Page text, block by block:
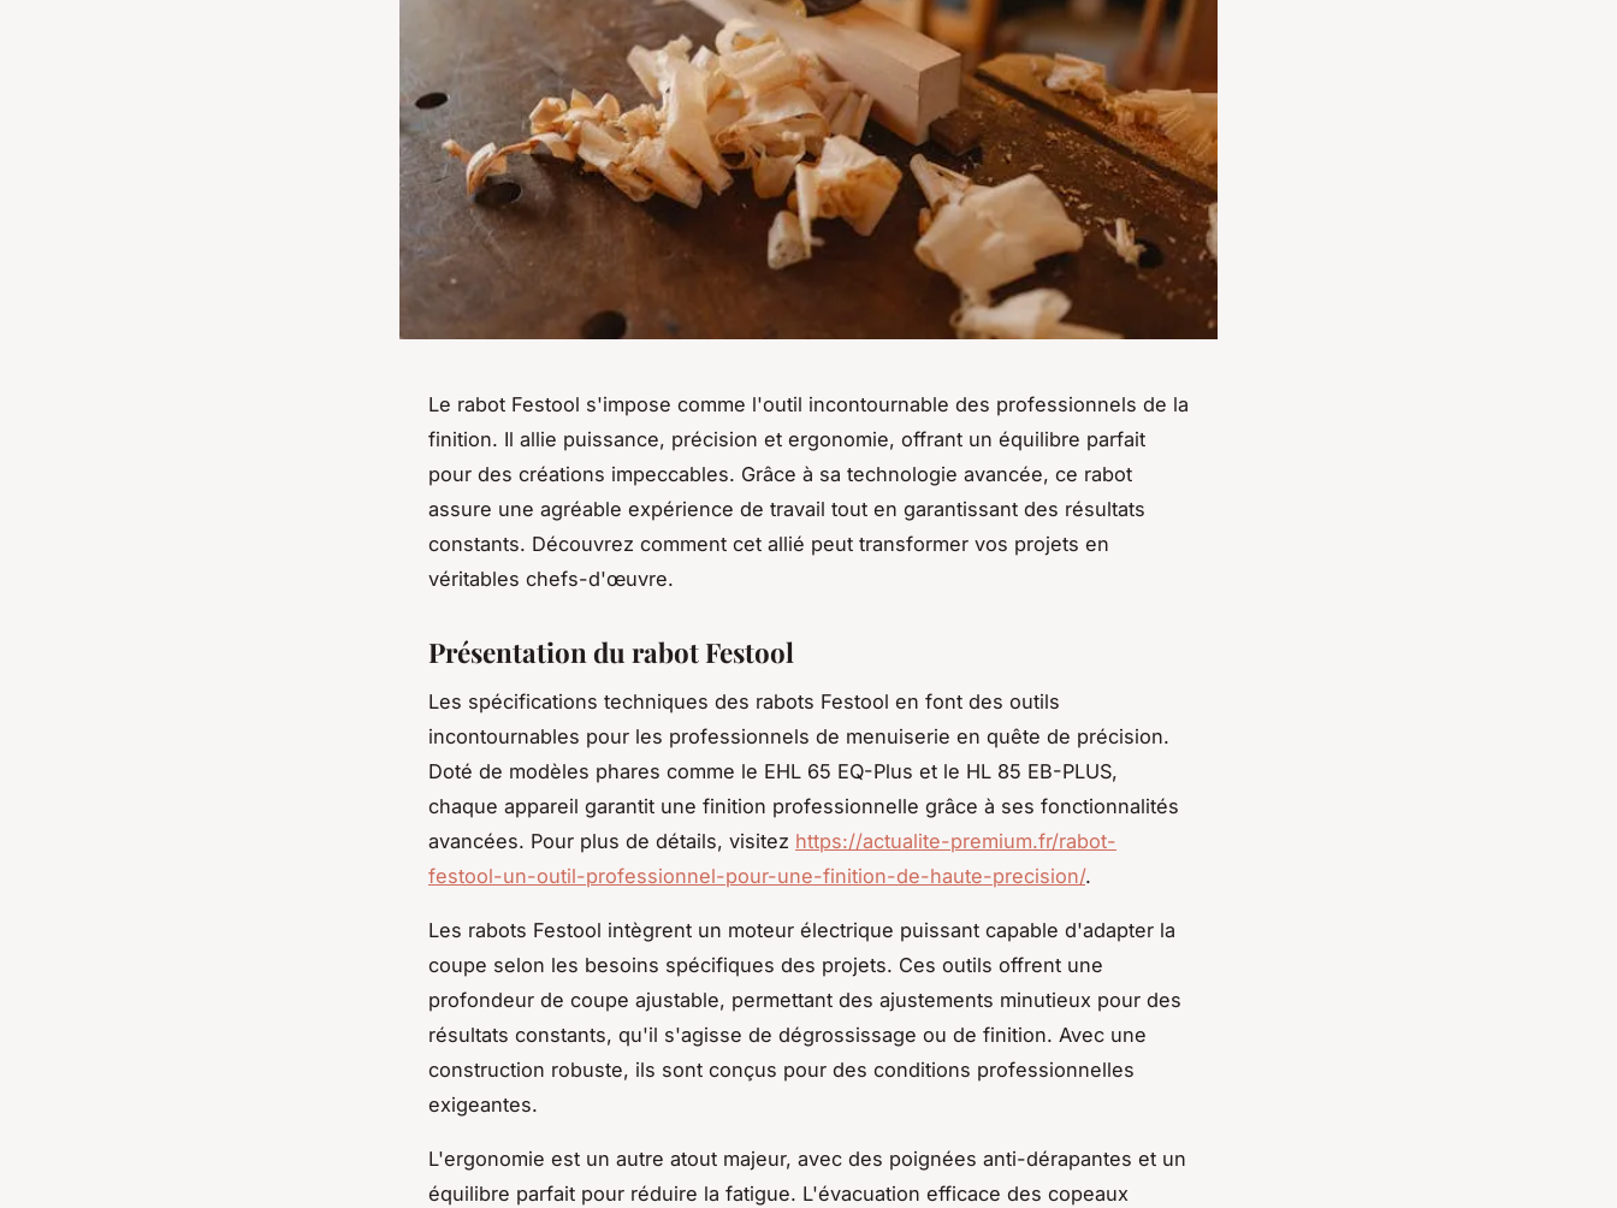
Le rabot Festool s'impose comme l'outil incontournable des professionnels de la
finition. Il allie puissance, précision et ergonomie, offrant un équilibre parfait
pour des créations impeccables. Grâce à sa technologie avancée, ce rabot
assure une agréable expérience de travail tout en garantissant des résultats
constants. Découvrez comment cet allié peut transformer vos projets en
véritables chefs-d'œuvre.
Présentation du rabot Festool
Les spécifications techniques des rabots Festool en font des outils
incontournables pour les professionnels de menuiserie en quête de précision.
Doté de modèles phares comme le EHL 65 EQ-Plus et le HL 85 EB-PLUS,
chaque appareil garantit une finition professionnelle grâce à ses fonctionnalités
avancées. Pour plus de détails, visitez https://actualite-premium.fr/rabot-
festool-un-outil-professionnel-pour-une-finition-de-haute-precision/.
Les rabots Festool intègrent un moteur électrique puissant capable d'adapter la
coupe selon les besoins spécifiques des projets. Ces outils offrent une
profondeur de coupe ajustable, permettant des ajustements minutieux pour des
résultats constants, qu'il s'agisse de dégrossissage ou de finition. Avec une
construction robuste, ils sont conçus pour des conditions professionnelles
exigeantes.
L'ergonomie est un autre atout majeur, avec des poignées anti-dérapantes et un
équilibre parfait pour réduire la fatigue. L'évacuation efficace des copeaux